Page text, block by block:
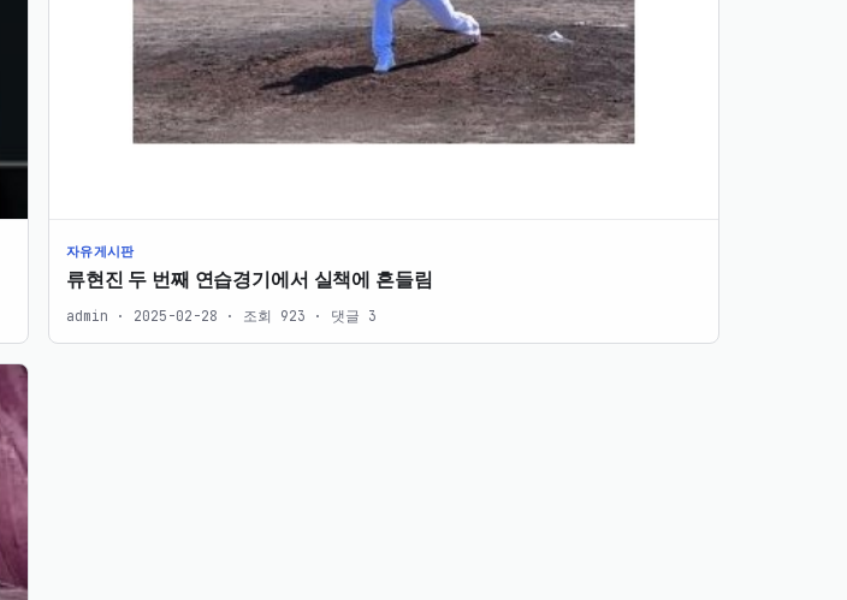
자유게시판
류현진 두 번째 연습경기에서 실책에 흔들림
admin · 2025-02-28 · 조회 923 · 댓글 3